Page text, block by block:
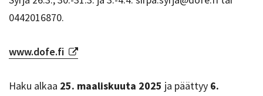
0442016870.
www.dofe.fi
Haku alkaa 25. maaliskuuta 2025 ja päättyy 6.